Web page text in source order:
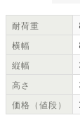
耐荷重
横幅
縦幅
高さ
価格（値段）